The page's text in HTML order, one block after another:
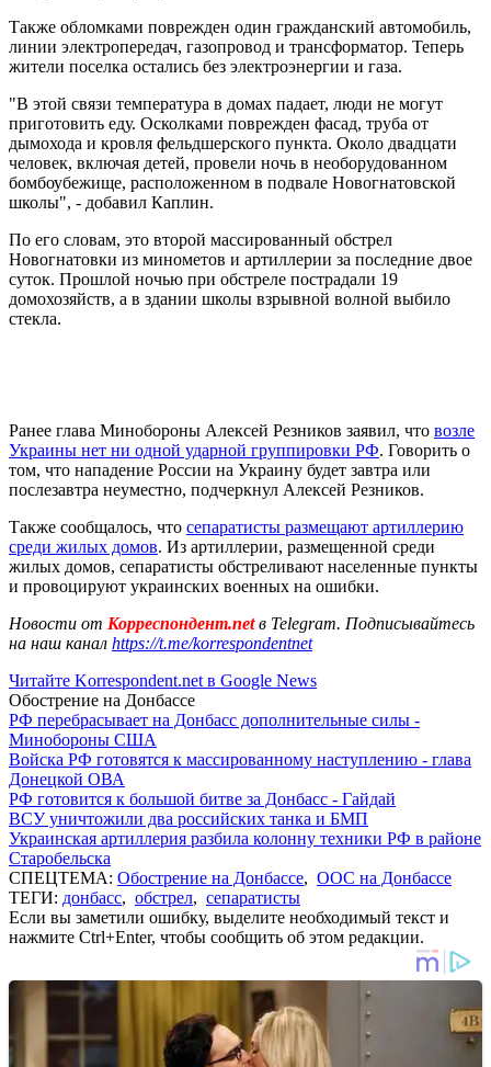
Также обломками поврежден один гражданский автомобиль,
линии электропередач, газопровод и трансформатор. Теперь
жители поселка остались без электроэнергии и газа.
"В этой связи температура в домах падает, люди не могут
приготовить еду. Осколками поврежден фасад, труба от
дымохода и кровля фельдшерского пункта. Около двадцати
человек, включая детей, провели ночь в необорудованном
бомбоубежище, расположенном в подвале Новогнатовской
школы", - добавил Каплин.
По его словам, это второй массированный обстрел
Новогнатовки из минометов и артиллерии за последние двое
суток. Прошлой ночью при обстреле пострадали 19
домохозяйств, а в здании школы взрывной волной выбило
стекла.
Ранее глава Минобороны Алексей Резников заявил, что возле
Украины нет ни одной ударной группировки РФ. Говорить о
том, что нападение России на Украину будет завтра или
послезавтра неуместно, подчеркнул Алексей Резников.
Также сообщалось, что сепаратисты размещают артиллерию
среди жилых домов. Из артиллерии, размещенной среди
жилых домов, сепаратисты обстреливают населенные пункты
и провоцируют украинских военных на ошибки.
Новости от Корреспондент.netв Telegram. Подписывайтесь
на наш канал https://t.me/korrespondentnet
Читайте Korrespondent.net в Google News
Обострение на Донбассе
РФ перебрасывает на Донбасс дополнительные силы -
Минобороны США
Войска РФ готовятся к массированному наступлению - глава
Донецкой ОВА
РФ готовится к большой битве за Донбасс - Гайдай
ВСУ уничтожили два российских танка и БМП
Украинская артиллерия разбила колонну техники РФ в районе
Старобельска
СПЕЦТЕМА: Обострение на Донбассе, ООС на Донбассе
ТЕГИ: донбасс, обстрел, сепаратисты
Если вы заметили ошибку, выделите необходимый текст и
нажмите Ctrl+Enter, чтобы сообщить об этом редакции.